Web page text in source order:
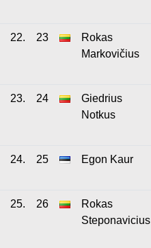
22. 23
Rokas
Markovičius
23. 24
Giedrius
Notkus
24. 25 Egon Kaur
25. 26
Rokas
Steponavicius